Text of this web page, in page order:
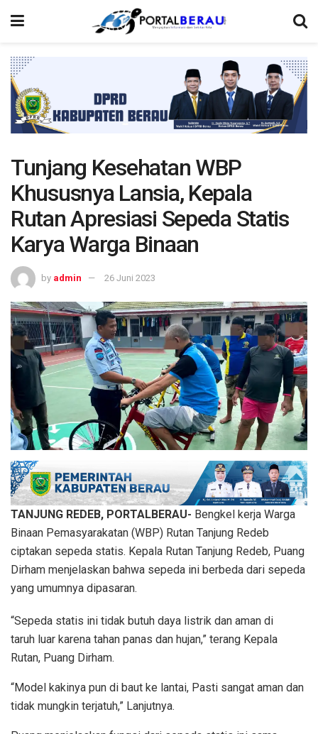
Tunjang Kesehatan WBP
Khususnya Lansia, Kepala
Rutan Apresiasi Sepeda Statis
Karya Warga Binaan
by admin 26 Juni 2023
TANJUNG REDEB, PORTALBERAU- Bengkel kerja Warga
Binaan Pemasyarakatan (WBP) Rutan Tanjung Redeb
ciptakan sepeda statis. Kepala Rutan Tanjung Redeb, Puang
Dirham menjelaskan bahwa sepeda ini berbeda dari sepeda
yang umumnya dipasaran.
“Sepeda statis ini tidak butuh daya listrik dan aman di
taruh luar karena tahan panas dan hujan,” terang Kepala
Rutan, Puang Dirham.
“Model kakinya pun di baut ke lantai, Pasti sangat aman dan
tidak mungkin terjatuh,” Lanjutnya.